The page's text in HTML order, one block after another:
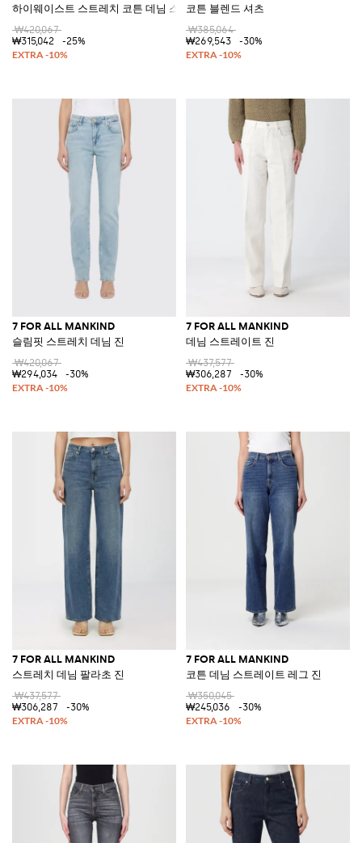
하이웨이스트 스트레치 코튼 데님 스키니 진
₩420,067
₩315,042
-25%
코튼 블렌드 셔츠
₩385,064
₩269,543
-30%
7 FOR ALL MANKIND
슬림핏 스트레치 데님 진
₩420,067
₩294,034
-30%
7 FOR ALL MANKIND
데님 스트레이트 진
₩437,577
₩306,287
-30%
7 FOR ALL MANKIND
스트레치 데님 팔라초 진
₩437,577
₩306,287
-30%
7 FOR ALL MANKIND
코튼 데님 스트레이트 레그 진
₩350,045
₩245,036
-30%